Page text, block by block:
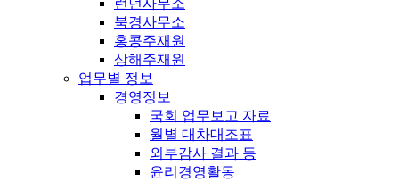
런던사무소
북경사무소
홍콩주재원
상해주재원
업무별 정보
경영정보
국회 업무보고 자료
월별 대차대조표
외부감사 결과 등
윤리경영활동